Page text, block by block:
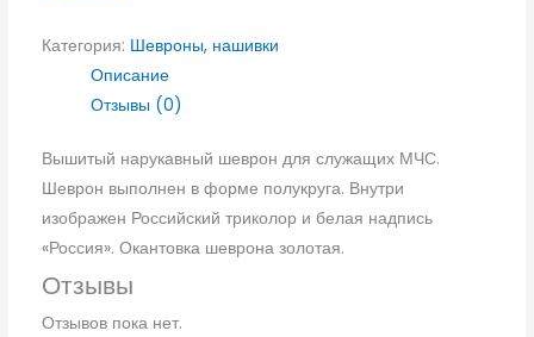
Категория: Шевроны, нашивки
Описание
Отзывы (0)
Вышитый нарукавный шеврон для служащих МЧС.
Шеврон выполнен в форме полукруга. Внутри
изображен Российский триколор и белая надпись
«Россия». Окантовка шеврона золотая.
Отзывы
Отзывов пока нет.